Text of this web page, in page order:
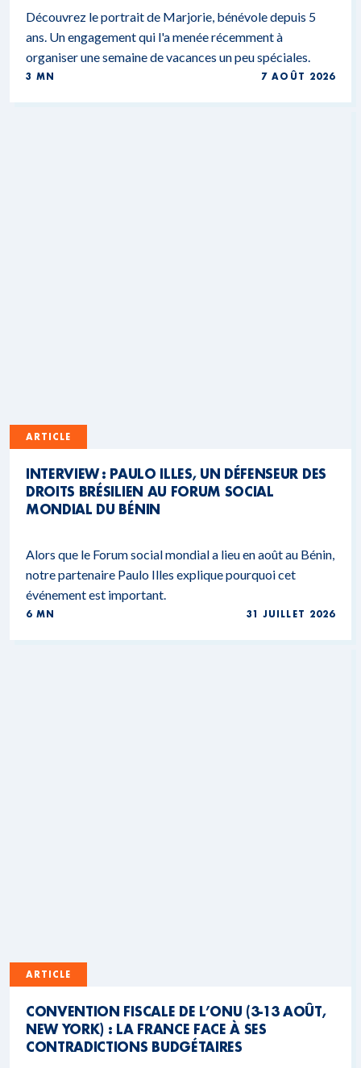
Découvrez le portrait de Marjorie, bénévole depuis 5
ans. Un engagement qui l'a menée récemment à
organiser une semaine de vacances un peu spéciales.
3 MN 7 AOÛT 2026
ARTICLE
INTERVIEW : PAULO ILLES, UN DÉFENSEUR DES
DROITS BRÉSILIEN AU FORUM SOCIAL
MONDIAL DU BÉNIN
Alors que le Forum social mondial a lieu en août au Bénin,
notre partenaire Paulo Illes explique pourquoi cet
événement est important.
6 MN 31 JUILLET 2026
ARTICLE
CONVENTION FISCALE DE L’ONU (3-13 AOÛT,
NEW YORK) : LA FRANCE FACE À SES
CONTRADICTIONS BUDGÉTAIRES